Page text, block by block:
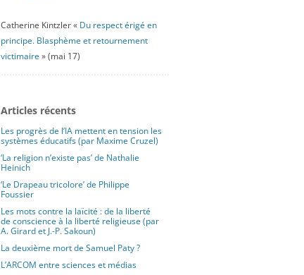
Catherine Kintzler « Du respect érigé en
principe. Blasphème et retournement
victimaire » (mai 17)
Articles récents
Les progrès de l’IA mettent en tension les
systèmes éducatifs (par Maxime Cruzel)
‘La religion n’existe pas’ de Nathalie
Heinich
‘Le Drapeau tricolore’ de Philippe
Foussier
Les mots contre la laïcité : de la liberté
de conscience à la liberté religieuse (par
A. Girard et J.-P. Sakoun)
La deuxième mort de Samuel Paty ?
L’ARCOM entre sciences et médias